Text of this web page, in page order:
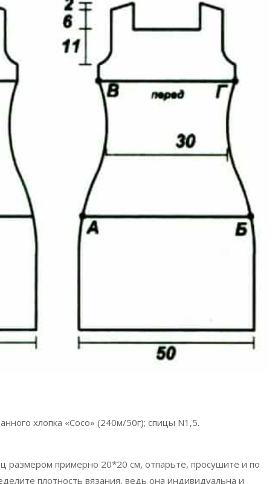
хлопка «Coco» (240м/50г); спицы N1,5.
размером примерно 20*20 см, отпарьте, просушите и по
плотность вязания, ведь она индивидуальна и